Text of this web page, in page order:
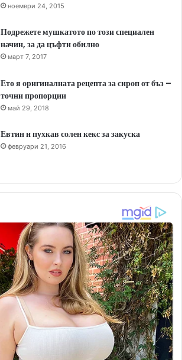
ноември 24, 2015
Подрежете мушкатото по този специален
начин, за да цъфти обилно
март 7, 2017
Ето я оригиналната рецепта за сироп от бъз –
точни пропорции
май 29, 2018
Евтин и пухкав солен кекс за закуска
февруари 21, 2016